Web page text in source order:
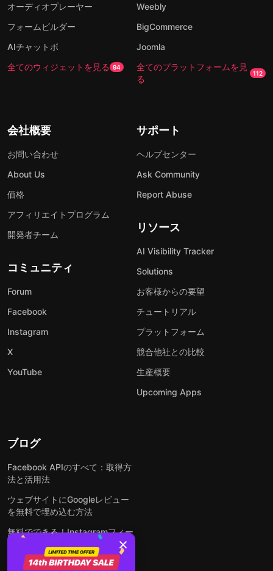
オーディオプレーヤー
フォームビルダー
AIチャットボ
全てのウィジェットを見る 94
Weebly
BigCommerce
Joomla
全てのプラットフォームを見
る
112
会社概要
お問い合わせ
About Us
価格
アフィリエイトプログラム
開発者チーム
コミュニティ
Forum
Facebook
Instagram
X
YouTube
サポート
ヘルプセンター
Ask Community
Report Abuse
リソース
AI Visibility Tracker
Solutions
お客様からの要望
チュートリアル
プラットフォーム
競合他社との比較
生産概要
Upcoming Apps
ブログ
Facebook APIのすべて：取得方
法と活用法
ウェブサイトにGoogleレビュー
を無料で埋め込む方法
無料でできる！Instagramフィー
ドをウェブサイトに埋め込む方法
どんなウェブサイトにも無料でフ